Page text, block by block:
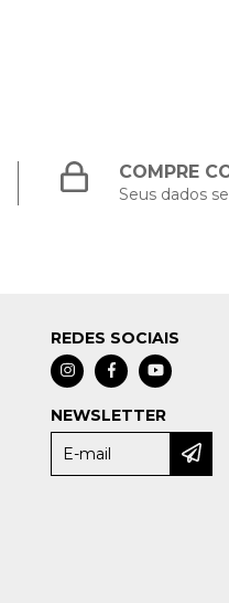
COMPRE
Seus dados
REDES SOCIAIS
NEWSLETTER